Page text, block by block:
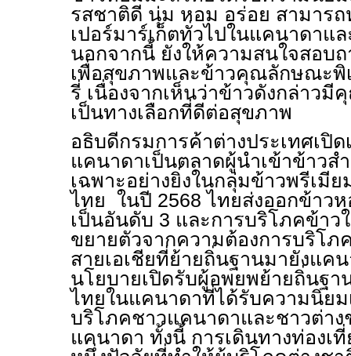
รสชาติดี นุ่ม หอม อร่อย สามาร
เปอร์มาร์เก็ตทั่วไปในแคนาดาแ
นอกจากนี้ ยังให้ความสนใจสอบ
เพื่อสุขภาพและข้าวคุณลักษณะพิ
รี่ เนื่องจากเห็นว่าข้าวดังกล่าว
เป็นทางเลือกที่ดีต่อสุขภาพ
อธิบดีกรมการค้าต่างประเทศเปิด
แคนาดาเป็นตลาดผู้นำเข้าข้าวส
เฉพาะอย่างยิ่งในกลุ่มข้าวพรีเมี
ไทย ในปี 2568 ไทยส่งออกข้าว
เป็นอันดับ 3 และการบริโภคข้า
ขยายตัวจากความต้องการบริโภ
สายเอเชียที่ย้ายถิ่นฐานมายังแค
นโยบายเปิดรับผู้อพยพย้ายถิ่นฐา
ไทยในแคนาดาที่ได้รับความนิยม
บริโภคชาวแคนาดาและชาวต่า
แคนาดา ทั้งนี้ การเดินทางท่องเ